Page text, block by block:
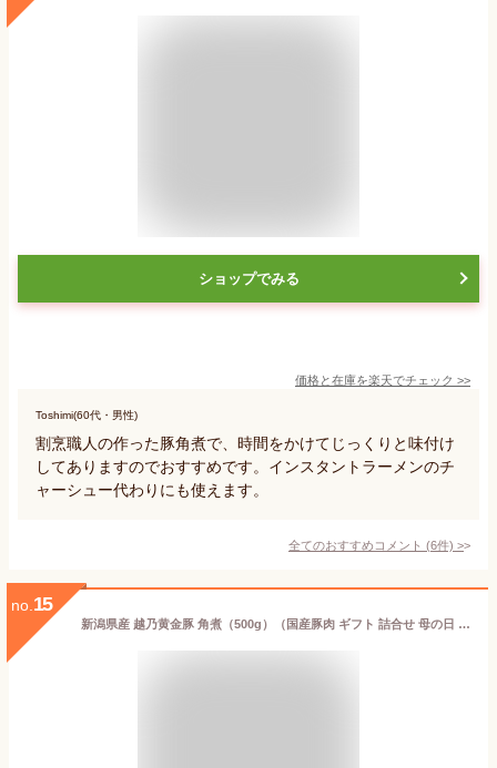
ショップでみる
価格と在庫を楽天でチェック >>
Toshimi(60代・男性)
割烹職人の作った豚角煮で、時間をかけてじっくりと味付け
してありますのでおすすめです。インスタントラーメンのチ
ャーシュー代わりにも使えます。
全てのおすすめコメント (6件) >
no. 15
新潟県産 越乃黄金豚 角煮（500g）（国産豚肉 ギフト 詰合せ 母の日 父の日 敬老の日 パーティー お中元 お歳暮 誕生日 夕食 おかず 総菜）